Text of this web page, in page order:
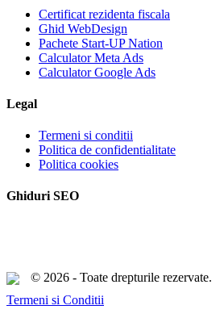
Certificat rezidenta fiscala
Ghid WebDesign
Pachete Start-UP Nation
Calculator Meta Ads
Calculator Google Ads
Legal
Termeni si conditii
Politica de confidentialitate
Politica cookies
Ghiduri SEO
© 2026 - Toate drepturile rezervate.
Termeni si Conditii